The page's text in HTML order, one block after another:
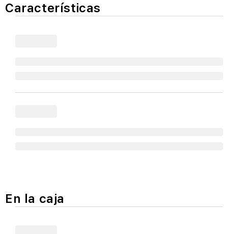
Características
En la caja